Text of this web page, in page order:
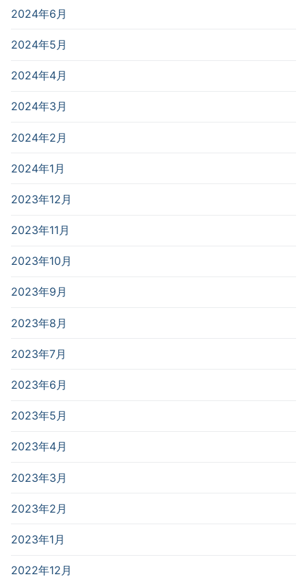
2024年6月
2024年5月
2024年4月
2024年3月
2024年2月
2024年1月
2023年12月
2023年11月
2023年10月
2023年9月
2023年8月
2023年7月
2023年6月
2023年5月
2023年4月
2023年3月
2023年2月
2023年1月
2022年12月